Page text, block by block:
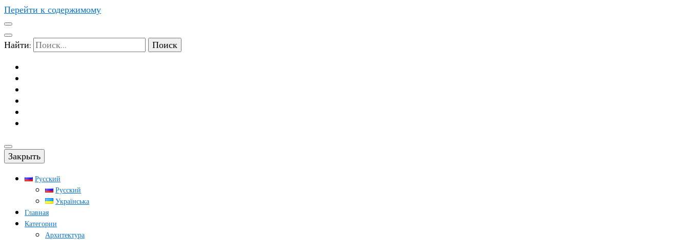
Перейти к содержимому
Найти:
Закрыть
Русский
Русский
Українська
Главная
Категории
Архитектура